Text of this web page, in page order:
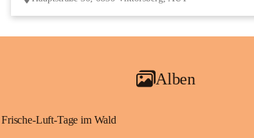
Alben
Frische-Luft-Tage im Wald